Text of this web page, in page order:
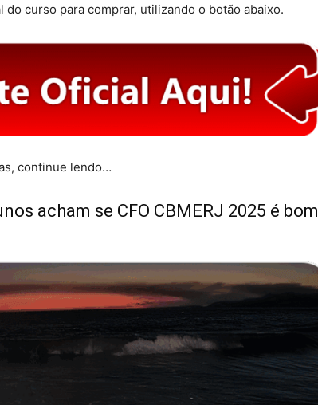
curso para comprar, utilizando o botão abaixo.
continue lendo…
acham se CFO CBMERJ 2025 é bom